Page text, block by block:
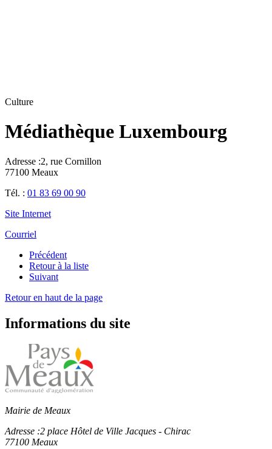
Culture
Médiathèque Luxembourg
Adresse :2, rue Cornillon
77100 Meaux
Tél. : 01 83 69 00 90
Site Internet
Courriel
Précédent
Retour à la liste
Suivant
Retour en haut de la page
Informations du site
Mairie de Meaux
Adresse :2 place Hôtel de Ville Jacques - Chirac
77100 Meaux